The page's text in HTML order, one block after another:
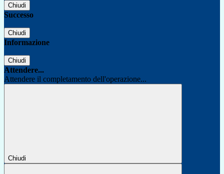
Chiudi
Successo
Chiudi
Informazione
Chiudi
Attendere...
Attendere il completamento dell'operazione...
Chiudi